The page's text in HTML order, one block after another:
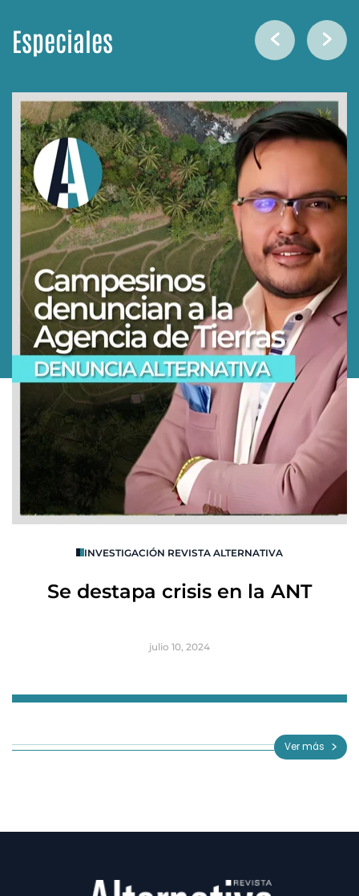
Especiales
INVESTIGACIÓN REVISTA ALTERNATIVA
Se destapa crisis en la ANT
julio 10, 2024
3
Ver más